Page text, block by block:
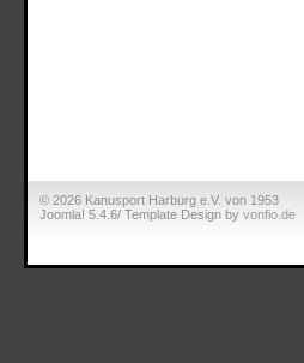
© 2026 Kanusport Harburg e.V. von 1953
Joomla! 5.4.6/ Template Design by vonfio.de